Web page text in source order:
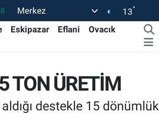
Merkez 13°
Eskipazar Eflani Ovacık
TON ÜRETİM
destekle 15 dönümlük